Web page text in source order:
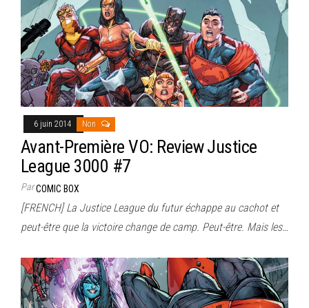
6 juin 2014 Non
Avant-Première VO: Review Justice
League 3000 #7
ParCOMIC BOX
[FRENCH] La Justice League du futur échappe au cachot et
peut-être que la victoire change de camp. Peut-être. Mais les…